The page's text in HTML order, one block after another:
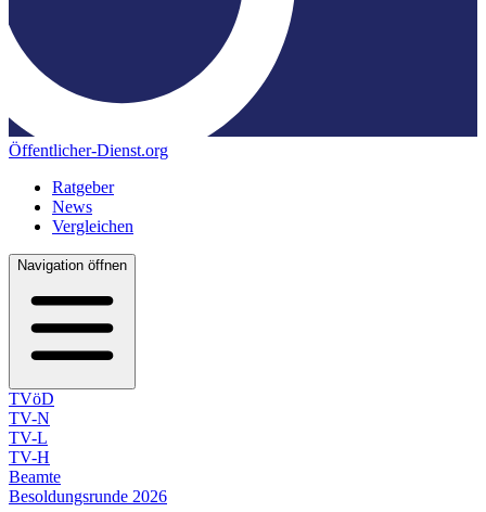
Öffentlicher-Dienst.org
Ratgeber
News
Vergleichen
Navigation öffnen
TVöD
TV-N
TV-L
TV-H
Beamte
Besoldungsrunde 2026